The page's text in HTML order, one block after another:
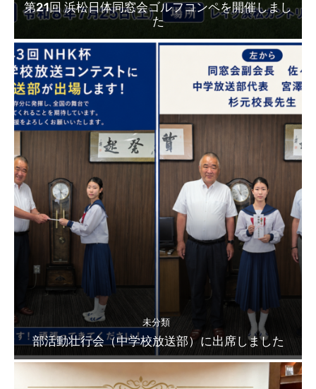
第21回 浜松日体同窓会ゴルフコンペを開催しまし
た
未分類
部活動壮行会（中学校放送部）に出席しました